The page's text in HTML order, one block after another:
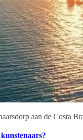
aan de Costa